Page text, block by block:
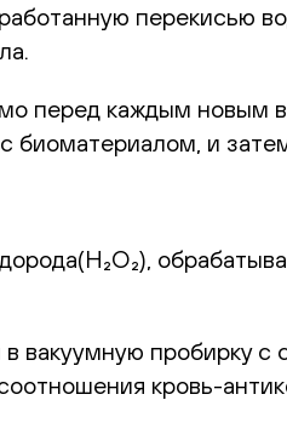
перекисью
перед каждым новым
биоматериалом, и
вакуумную пробирку
кровь-